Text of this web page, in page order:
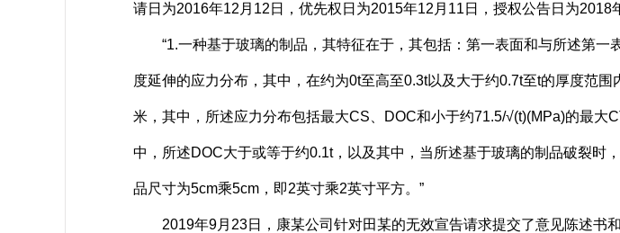
请日为2016年12月12日，优先权日为2015年12月11日，授权公告日为
“1.一种基于玻璃的制品，其特征在于，其包括：第一表面和与所述第一
度延伸的应力分布，其中，在约为0t至高至0.3t以及大于约0.7t至t的厚度范
米，其中，所述应力分布包括最大CS、DOC和小于约71.5/√(t)(MPa)的最
中，所述DOC大于或等于约0.1t，以及其中，当所述基于玻璃的制品破裂
品尺寸为5cm乘5cm，即2英寸乘2英寸平方。”
2019年9月23日，康某公司针对田某的无效宣告请求提交了意见陈述书